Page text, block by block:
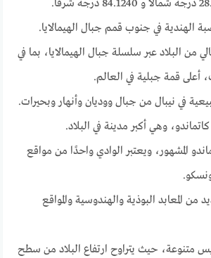
الهندية في جنوب قمم جبال الهيمالايا.
من البلاد عبر سلسلة جبال الهيمالايا، بما في
قمة جبلية في العالم.
في نيبال من جبال ووديان وأنهار وبحيرات.
وهي أكبر مدينة في البلاد.
المشهور، ويعتبر الوادي واحدًا من مواقع
من المعابد البوذية والهندوسية والمواقع
متنوعة، حيث يتراوح ارتفاع البلاد من سطح